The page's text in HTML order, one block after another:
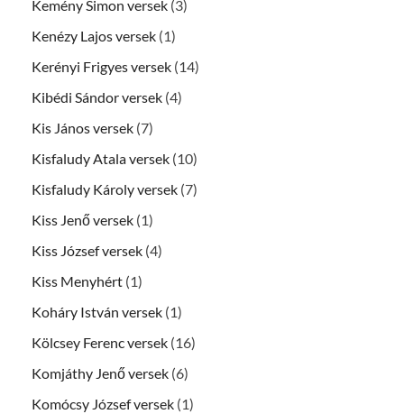
Kemény Simon versek (3)
Kenézy Lajos versek (1)
Kerényi Frigyes versek (14)
Kibédi Sándor versek (4)
Kis János versek (7)
Kisfaludy Atala versek (10)
Kisfaludy Károly versek (7)
Kiss Jenő versek (1)
Kiss József versek (4)
Kiss Menyhért (1)
Koháry István versek (1)
Kölcsey Ferenc versek (16)
Komjáthy Jenő versek (6)
Komócsy József versek (1)